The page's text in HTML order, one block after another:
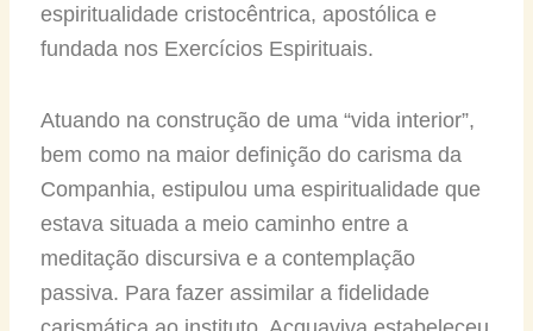
espiritualidade cristocêntrica, apostólica e
fundada nos Exercícios Espirituais.
Atuando na construção de uma “vida interior”,
bem como na maior definição do carisma da
Companhia, estipulou uma espiritualidade que
estava situada a meio caminho entre a
meditação discursiva e a contemplação
passiva. Para fazer assimilar a fidelidade